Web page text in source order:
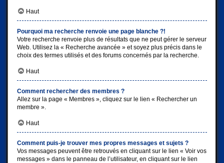
Haut
Pourquoi ma recherche renvoie une page blanche ?!
Votre recherche renvoie plus de résultats que ne peut gérer le serveur
Web. Utilisez la « Recherche avancée » et soyez plus précis dans le
choix des termes utilisés et des forums concernés par la recherche.
Haut
Comment rechercher des membres ?
Allez sur la page « Membres », cliquez sur le lien « Rechercher un
membre ».
Haut
Comment puis-je trouver mes propres messages et sujets ?
Vos messages peuvent être retrouvés en cliquant sur le lien « Voir vos
messages » dans le panneau de l’utilisateur, en cliquant sur le lien